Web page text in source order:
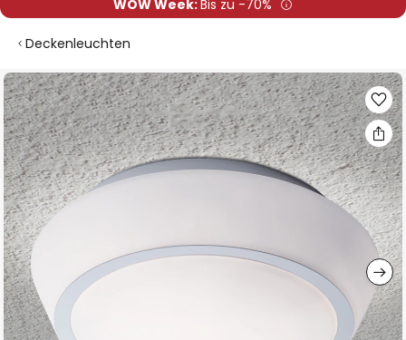
WOW Week:Bis zu -70%
Deckenleuchten
Zum
Ende
der
Bildgalerie
springen